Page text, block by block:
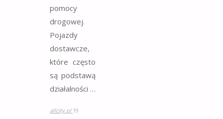
pomocy
drogowej.
Pojazdy
dostawcze,
które często
są podstawą
działalności …
allcity.pl 19